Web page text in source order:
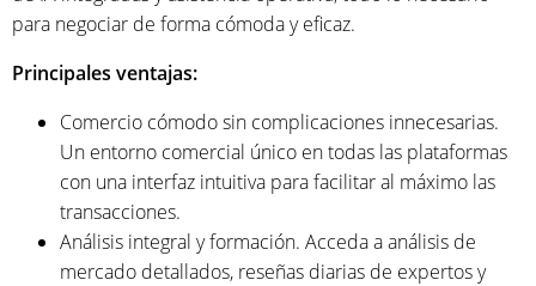
para negociar de forma cómoda y eficaz.
Principales ventajas:
Comercio cómodo sin complicaciones innecesarias.
Un entorno comercial único en todas las plataformas
con una interfaz intuitiva para facilitar al máximo las
transacciones.
Análisis integral y formación. Acceda a análisis de
mercado detallados, reseñas diarias de expertos y